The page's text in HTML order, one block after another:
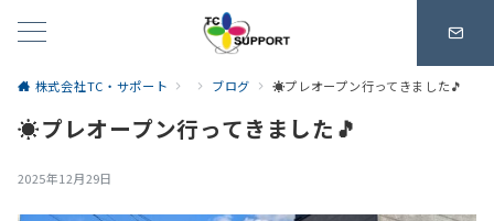
株式会社TC・サポート ブログ ☀️プレオープン行ってきました🎵
☀️プレオープン行ってきました🎵
2025年12月29日